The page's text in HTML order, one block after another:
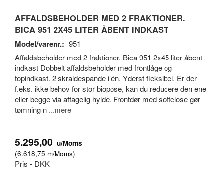
AFFALDSBEHOLDER MED 2 FRAKTIONER.
BICA 951 2X45 LITER ÅBENT INDKAST
Model/varenr.: 951
Affaldsbeholder med 2 fraktioner. Bica 951 2x45 liter åbent
indkast Dobbelt affaldsbeholder med frontlåge og
topindkast. 2 skraldespande i én. Yderst fleksibel. Er der
f.eks. ikke behov for stor biopose, kan du reducere den ene
eller begge via aftagelig hylde. Frontdør med softclose gør
tømning n ...mere
5.295,00 u/Moms
(6.618,75 m/Moms)
Pris - DKK